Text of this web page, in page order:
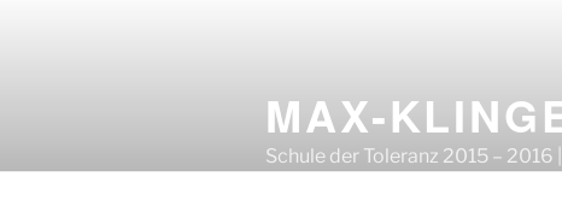
MAX-
Schule der Toleranz 2015 –